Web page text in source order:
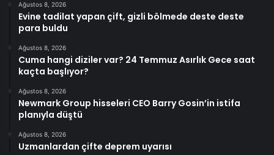
Ağustos 8, 2026
Evine tadilat yapan çift, gizli bölmede deste deste
para buldu
Ağustos 8, 2026
Cuma hangi diziler var? 24 Temmuz Asırlık Gece saat
kaçta başlıyor?
Ağustos 8, 2026
Newmark Group hisseleri CEO Barry Gosin’in istifa
planıyla düştü
Ağustos 8, 2026
Uzmanlardan çifte deprem uyarısı